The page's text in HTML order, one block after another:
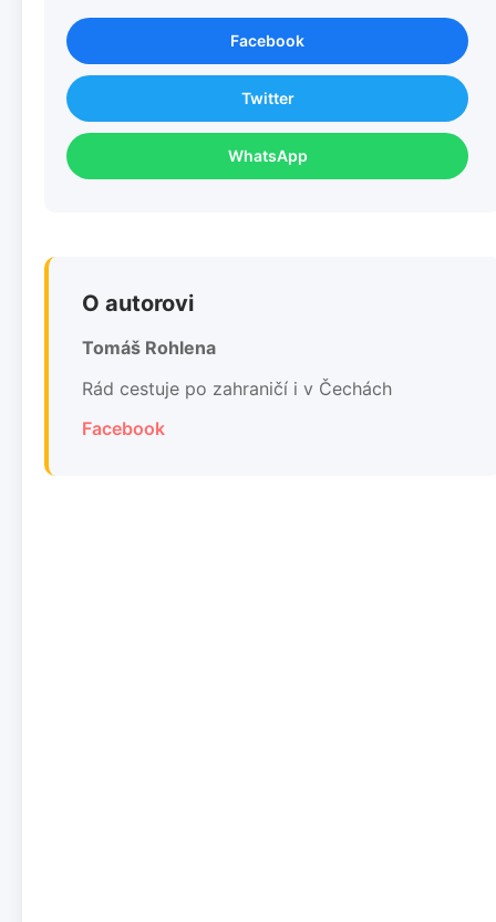
Facebook
Twitter
WhatsApp
O autorovi
Tomáš Rohlena
Rád cestuje po zahraničí i v Čechách
Facebook